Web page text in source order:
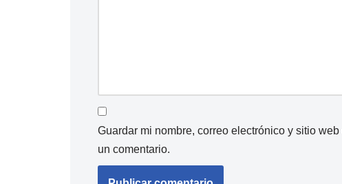
Guardar mi nombre, correo electrónico y sitio
un comentario.